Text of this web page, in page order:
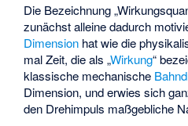
Die Bezeichnung
zunächst alleine dadurch
Dimension hat wie die
mal Zeit, die als „Wirkung“
klassische mechanische
Dimension, underwies sich
den Drehimpuls maßgebliche